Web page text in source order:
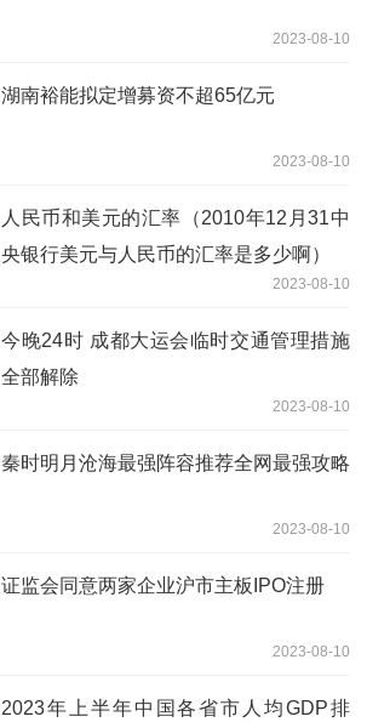
2023-08-10
湖南裕能拟定增募资不超65亿元
2023-08-10
人民币和美元的汇率（2010年12月31中
央银行美元与人民币的汇率是多少啊）
2023-08-10
今晚24时 成都大运会临时交通管理措施
全部解除
2023-08-10
秦时明月沧海最强阵容推荐全网最强攻略
2023-08-10
证监会同意两家企业沪市主板IPO注册
2023-08-10
2023年上半年中国各省市人均GDP排